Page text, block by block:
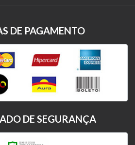
DE PAGAMENTO
DE SEGURANÇA